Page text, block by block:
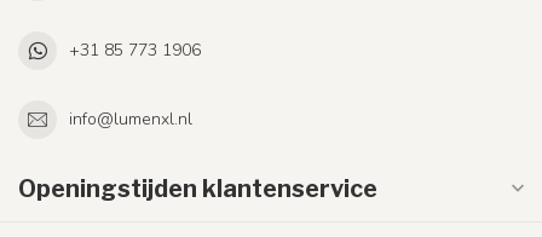
+31 85 773 1906
info@lumenxl.nl
Openingstijden klantenservice